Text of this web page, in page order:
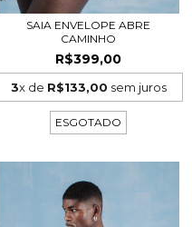
SAIA ENVELOPE ABRE
CAMINHO
R$399,00
3x de R$133,00 sem juros
ESGOTADO